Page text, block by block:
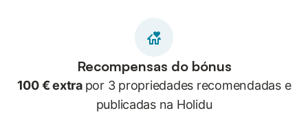
Recompensas do bónus
100 € extra por 3 propriedades recomendadas e
publicadas na Holidu